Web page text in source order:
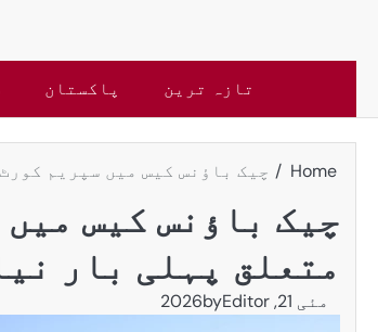
تازہ ترین پاکستان
Home چیک باؤنس کیس میں سپریم
چیک باؤنس کیس
متعلق پہلی بار
مئی 21, 2026 byEditor